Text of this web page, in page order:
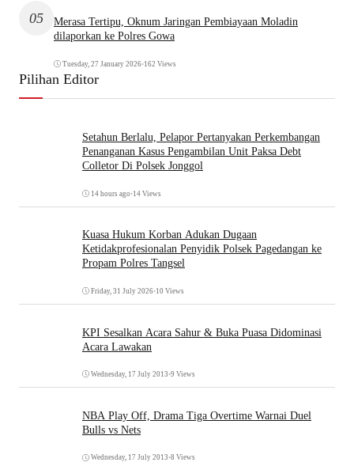
05
Merasa Tertipu, Oknum Jaringan Pembiayaan Moladin
dilaporkan ke Polres Gowa
Tuesday, 27 January 2026•162 Views
Pilihan Editor
Setahun Berlalu, Pelapor Pertanyakan Perkembangan
Penanganan Kasus Pengambilan Unit Paksa Debt
Colletor Di Polsek Jonggol
14 hours ago •14 Views
Kuasa Hukum Korban Adukan Dugaan
Ketidakprofesionalan Penyidik Polsek Pagedangan ke
Propam Polres Tangsel
Friday, 31 July 2026•10 Views
KPI Sesalkan Acara Sahur & Buka Puasa Didominasi
Acara Lawakan
Wednesday, 17 July 2013 •9 Views
NBA Play Off, Drama Tiga Overtime Warnai Duel
Bulls vs Nets
Wednesday, 17 July 2013 •8 Views